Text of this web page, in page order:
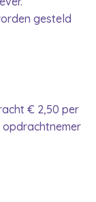
gesteld
€ 2,50 per
opdrachtnemer